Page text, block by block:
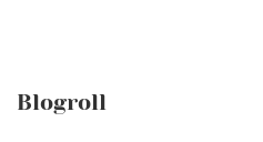
Blogroll